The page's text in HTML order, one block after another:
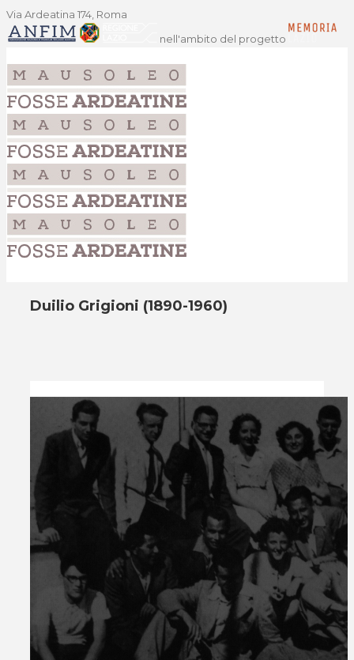
Via Ardeatina 174, Roma
nell'ambito del progetto
Duilio Grigioni (1890-1960)